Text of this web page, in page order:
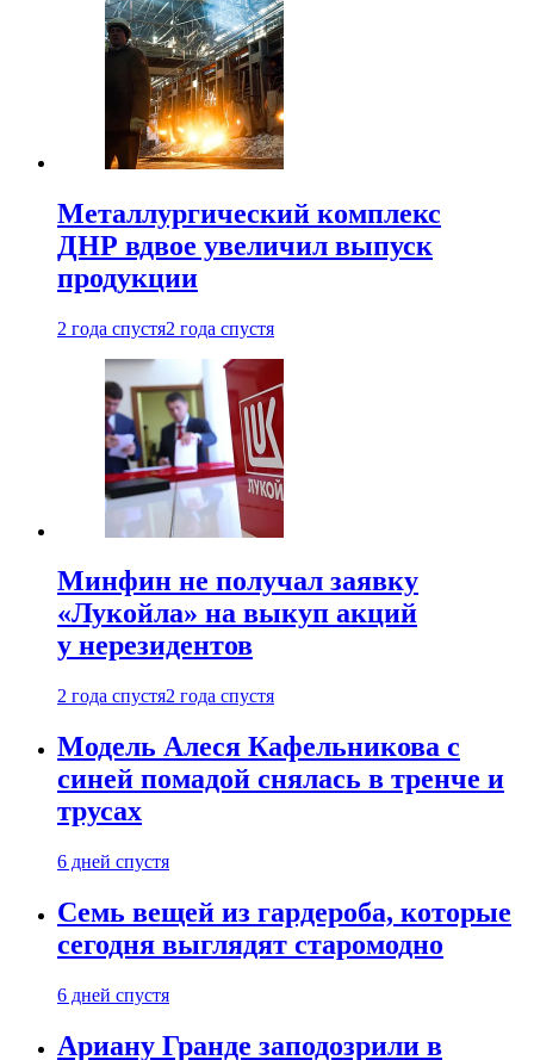
Металлургический комплекс
ДНР вдвое увеличил выпуск
продукции
2 года спустя2 года спустя
Минфин не получал заявку
«Лукойла» на выкуп акций
у нерезидентов
2 года спустя2 года спустя
Модель Алеся Кафельникова с
синей помадой снялась в тренче и
трусах
6 дней спустя
Семь вещей из гардероба, которые
сегодня выглядят старомодно
6 дней спустя
Ариану Гранде заподозрили в